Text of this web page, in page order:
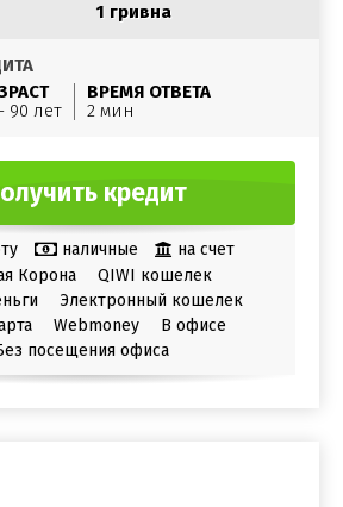
1 гривна
90 лет
ВРЕМЯ ОТВЕТА
2 мин
кредит
наличные
на счет
Корона
QIWI кошелек
Электронный кошелек
Webmoney
В офисе
посещения офиса